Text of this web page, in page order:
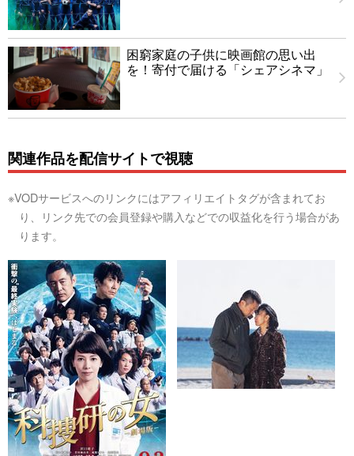
困窮家庭の子供に映画館の思い出
を！寄付で届ける「シェアシネマ」
関連作品を配信サイトで視聴
※VODサービスへのリンクにはアフィリエイトタグが含まれてお
り、リンク先での会員登録や購入などでの収益化を行う場合があ
ります。